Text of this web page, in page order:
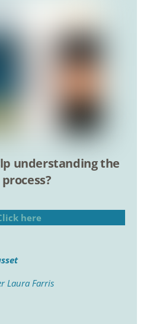
understanding the
here
Laura Farris